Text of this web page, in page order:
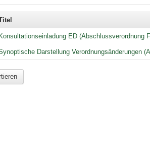
des ED
Konsultationseinladung ED (Abschlussverordnung
Darstellung Verordnungsänderungen